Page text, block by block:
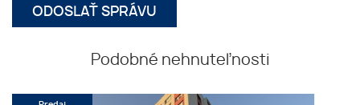
Podobné nehnuteľnosti